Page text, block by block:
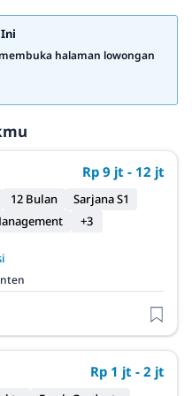
halaman lowongan
Rp 9 jt - 12 jt
12 Bulan
Sarjana S1
+3
Rp 1 jt - 2 jt